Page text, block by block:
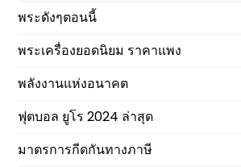
พระดังๆตอนนี้
พระเครื่องยอดนิยม ราคาแพง
พลังงานแห่งอนาคต
ฟุตบอล ยูโร 2024 ล่าสุด
มาตรการกีดกันทางภาษี